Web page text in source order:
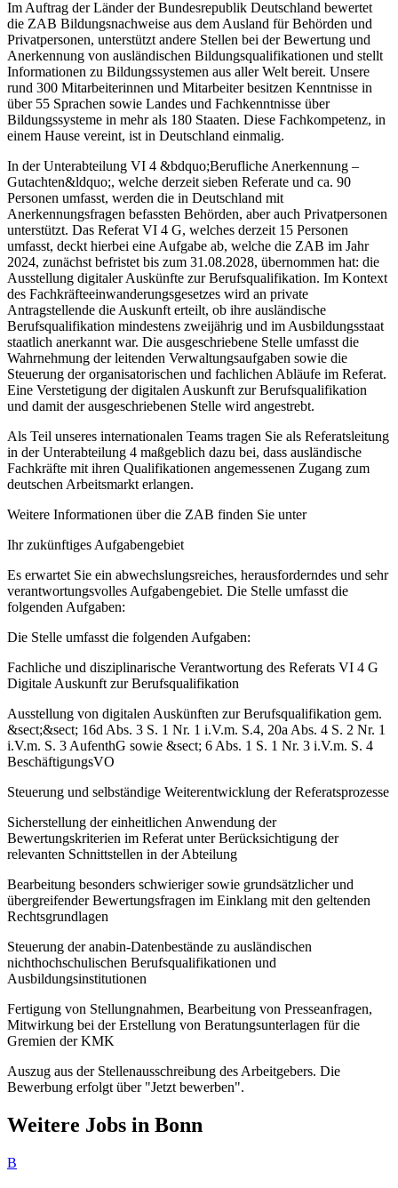
Im Auftrag der Länder der Bundesrepublik Deutschland bewertet
die ZAB Bildungsnachweise aus dem Ausland für Behörden und
Privatpersonen, unterstützt andere Stellen bei der Bewertung und
Anerkennung von ausländischen Bildungsqualifikationen und stellt
Informationen zu Bildungssystemen aus aller Welt bereit. Unsere
rund 300 Mitarbeiterinnen und Mitarbeiter besitzen Kenntnisse in
über 55 Sprachen sowie Landes und Fachkenntnisse über
Bildungssysteme in mehr als 180 Staaten. Diese Fachkompetenz, in
einem Hause vereint, ist in Deutschland einmalig.
In der Unterabteilung VI 4 &bdquo;Berufliche Anerkennung –
Gutachten&ldquo;, welche derzeit sieben Referate und ca. 90
Personen umfasst, werden die in Deutschland mit
Anerkennungsfragen befassten Behörden, aber auch Privatpersonen
unterstützt. Das Referat VI 4 G, welches derzeit 15 Personen
umfasst, deckt hierbei eine Aufgabe ab, welche die ZAB im Jahr
2024, zunächst befristet bis zum 31.08.2028, übernommen hat: die
Ausstellung digitaler Auskünfte zur Berufsqualifikation. Im Kontext
des Fachkräfteeinwanderungsgesetzes wird an private
Antragstellende die Auskunft erteilt, ob ihre ausländische
Berufsqualifikation mindestens zweijährig und im Ausbildungsstaat
staatlich anerkannt war. Die ausgeschriebene Stelle umfasst die
Wahrnehmung der leitenden Verwaltungsaufgaben sowie die
Steuerung der organisatorischen und fachlichen Abläufe im Referat.
Eine Verstetigung der digitalen Auskunft zur Berufsqualifikation
und damit der ausgeschriebenen Stelle wird angestrebt.
Als Teil unseres internationalen Teams tragen Sie als Referatsleitung
in der Unterabteilung 4 maßgeblich dazu bei, dass ausländische
Fachkräfte mit ihren Qualifikationen angemessenen Zugang zum
deutschen Arbeitsmarkt erlangen.
Weitere Informationen über die ZAB finden Sie unter
Ihr zukünftiges Aufgabengebiet
Es erwartet Sie ein abwechslungsreiches, herausforderndes und sehr
verantwortungsvolles Aufgabengebiet. Die Stelle umfasst die
folgenden Aufgaben:
Die Stelle umfasst die folgenden Aufgaben:
Fachliche und disziplinarische Verantwortung des Referats VI 4 G
Digitale Auskunft zur Berufsqualifikation
Ausstellung von digitalen Auskünften zur Berufsqualifikation gem.
&sect;&sect; 16d Abs. 3 S. 1 Nr. 1 i.V.m. S.4, 20a Abs. 4 S. 2 Nr. 1
i.V.m. S. 3 AufenthG sowie &sect; 6 Abs. 1 S. 1 Nr. 3 i.V.m. S. 4
BeschäftigungsVO
Steuerung und selbständige Weiterentwicklung der Referatsprozesse
Sicherstellung der einheitlichen Anwendung der
Bewertungskriterien im Referat unter Berücksichtigung der
relevanten Schnittstellen in der Abteilung
Bearbeitung besonders schwieriger sowie grundsätzlicher und
übergreifender Bewertungsfragen im Einklang mit den geltenden
Rechtsgrundlagen
Steuerung der anabin-Datenbestände zu ausländischen
nichthochschulischen Berufsqualifikationen und
Ausbildungsinstitutionen
Fertigung von Stellungnahmen, Bearbeitung von Presseanfragen,
Mitwirkung bei der Erstellung von Beratungsunterlagen für die
Gremien der KMK
Auszug aus der Stellenausschreibung des Arbeitgebers. Die
Bewerbung erfolgt über "Jetzt bewerben".
Weitere Jobs in Bonn
B